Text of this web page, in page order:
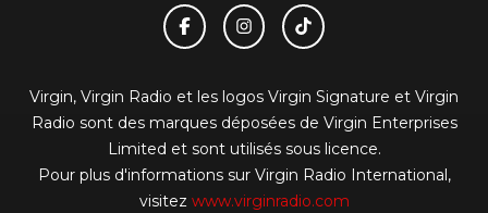
Virgin, Virgin Radio et les logos Virgin Signature et Virgin
Radio sont des marques déposées de Virgin Enterprises
Limited et sont utilisés sous licence.
Pour plus d'informations sur Virgin Radio International,
visitez www.virginradio.com